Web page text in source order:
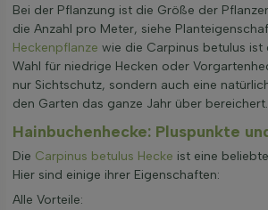
Bei der Pflanzung ist die Größe der
die Anzahl pro Meter, siehe
Heckenpflanze wie die Carpinus betulus ist
Wahl für niedrige Hecken oder
nur Sichtschutz, sondern auch eine
den Garten das ganze Jahr über bereichert.
Hainbuchenhecke: Pluspunkte
Die Carpinus betulus Hecke ist eine
Hier sind einige ihrer Eigenschaften:
Alle Vorteile: